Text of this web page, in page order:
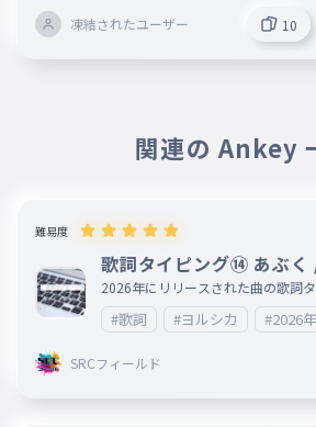
凍結されたユーザー 10
関連の Ankey
難易度
歌詞タイピング⑭ あぶく
2026年にリリースされた曲の歌詞
ヨルシカの「あぶく」です。
#歌詞 #ヨルシカ #2026年
SRCフィールド